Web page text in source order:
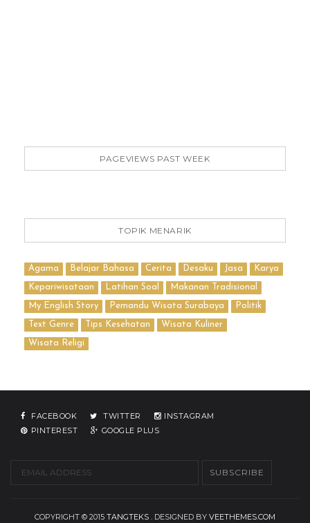
PAGEVIEWS PAST WEEK
TOPIK MENARIK
Agama Belajar Bahasa Cerita Desaku Jasa Karya
Kepariwisataan Latihan Soal Makanan Tradisional
My English Story Pemandu Wisata Surabaya Politik
Text Genre Tips Kesehatan Wisata Kuliner
Wisata Religi
FACEBOOK TWITTER
INSTAGRAM
PINTEREST
GOOGLE PLUS
COPYRIGHT © 2015 TANGTEKS . DESIGNED BY VEETHEMES.COM